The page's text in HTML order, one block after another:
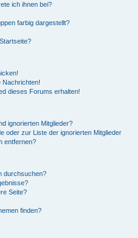
ich ihnen bei?
farbig dargestellt?
Nachrichten!
dieses Forums erhalten!
ignorierten Mitglieder?
oder zur Liste der ignorierten Mitglieder
entfernen?
durchsuchen?
Seite?
finden?